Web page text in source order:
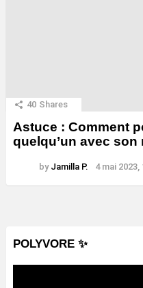
40 Shares
Astuce : Comment
quelqu’un avec
by Jamilla P. 4 mai 2023,
POLYVORE ✨